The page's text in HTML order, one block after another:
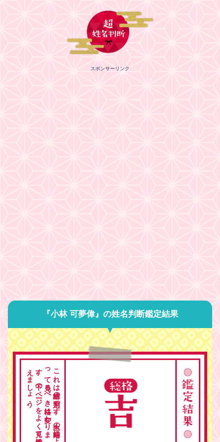
スポンサーリンク
『小林 可夢偉』の姓名判断鑑定結果
こ
れ
は
総格の
判定で
す
。
人生の
時期に
よ
っ
て
見る
べ
き
格は
変わ
り
ま
す
。
下の
ペ
ージ
を
よ
く
見て
総合的に
考
え
ま
し
ょ
う
。